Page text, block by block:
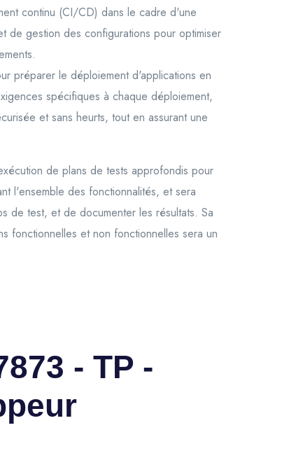
continu (CI/CD) dans le cadre d'une
de gestion des configurations pour optimiser
préparer le déploiement d'applications en
spécifiques à chaque déploiement,
et sans heurts, tout en assurant une
de plans de tests approfondis pour
l'ensemble des fonctionnalités, et sera
de test, et de documenter les résultats. Sa
fonctionnelles et non fonctionnelles sera un
- TP -